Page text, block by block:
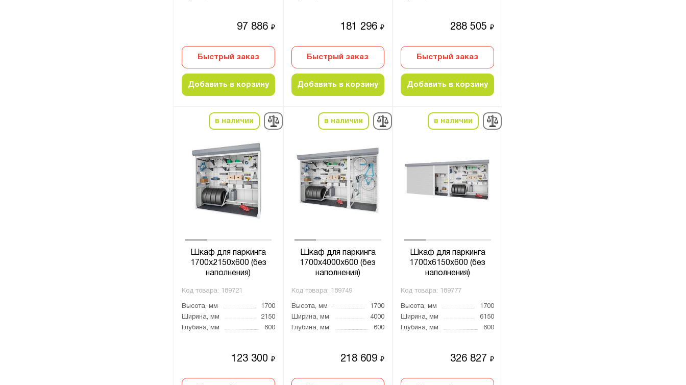
97 886 ₽
Быстрый заказ
Добавить в корзину
181 296₽
Быстрый заказ
Добавить в корзину
288 505 ₽
Быстрый заказ
Добавить в корзину
в наличии
Шкаф для паркинга
1700x2150x600 (без
наполнения)
Код товара: 189721
Высота, мм
1700
Ширина, мм
2150
Глубина, мм
600
123 300 ₽
в наличии
Шкаф для паркинга
1700х4000х600 (без
наполнения)
Код товара: 189749
Высота, мм
1700
Ширина, мм
4000
Глубина, мм
600
218 609₽
в наличии
Шкаф для паркинга
1700х6150х600 (без
наполнения)
Код товара: 189777
Высота, мм
1700
Ширина, мм
6150
Глубина, мм
600
326 827 ₽